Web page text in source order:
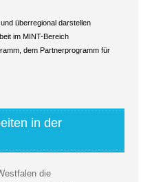
überregional darstellen
im MINT-Bereich
dem Partnerprogramm für
in der
die